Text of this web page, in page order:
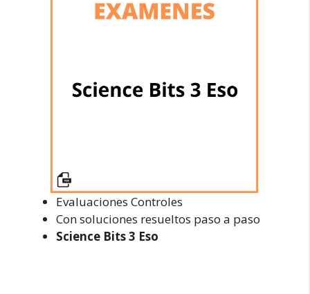
Evaluaciones Controles
Con soluciones resueltos paso a paso
Science Bits 3 Eso